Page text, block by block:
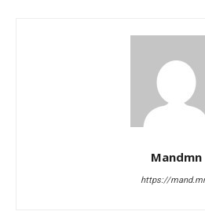
Mandmn
https://